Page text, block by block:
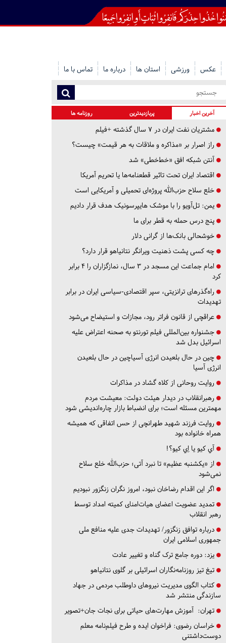
عکس ورزشی استان ها درباره ما تماس با ما
آخرین اخبار پربازدیدترین روزنامه ها
مشتریان نفت ایران در ۷ سال گذشته +فیلم
راز اصرار بر «مذاکره و ملاقات به هر قیمت» چیست؟
آنتن شبکه افق «خط‌خطی» شد
اقتصاد ایران تحت تاثیر قطعنامه‌ها یا تحریم‌ آمریکا
خلع سلاح حزب‌الله پروژه‌ای تحمیلی و آمریکایی است
یمن: تل‌آویو را با موشک هایپرسونیک هدف قرار دادیم
پنج درس‌ حمله به قطر برای ما
خوشحالی بانک‌ها از گرانی دلار
چه کسی پشت ذهنیت ویرانگر نتانیاهو قرار دارد؟
امام جماعت این مسجد در ۳ سال، نمازگزاران را ۴ برابر
کرد
راه‌گذرهای ترانزیتی، سپر اقتصادی-سیاسی ایران در برابر
تهدیدات
عراقچی از قانون فراتر رود، مجازات و استیضاح می‌شود
جشنواره بین‌المللی فیلم تورنتو به صحنه اعتراض علیه
اسرائیل بدل شد
چین در حال بلعیدن انرژی آسیاچین در حال بلعیدن
انرژی آسیا
روایت روحانی از کلاه گشاد در مذاکرات
رهبرانقلاب در دیدار هیئت دولت: معیشت مردم
مهمترین مسئله است؛ برای انضباط بازار چاره‌اندیشی شود
روایت فرزند شهید طهرانچی از حس اتفاقی که همیشه
همراه خانواده بود
آي كيو يا اِي كيو؟!
از «یکشنبه عظیم» تا نبرد آتی؛ حزب‌الله خلع سلاح
نمی‌شود
اگر این اقدام رضاخان نبود، امروز نگران زنگزور نبودیم
تمدید عضویت اعضای هیات‌امنای کمیته امداد توسط
رهبر انقلاب
درباره توافق زنگزور/ تهدیدات جدی علیه منافع ملی
جمهوری اسلامی ایران
یزد: دوره جامع ترک گناه و تغییر عادت
تیغ تیز روزنامه‌نگاران اسرائیلی بر گلوی نتانیاهو
کتاب الگوی مدیریت نیروهای داوطلب مردمی در جهاد
سازندگی منتشر شد
تهران: آموزش مهارت‌های حیاتی برای نجات جان+تصویر
خراسان رضوی: فراخوان ایده و طرح فیلم‌نامه معلم
دوست‌داشتنی